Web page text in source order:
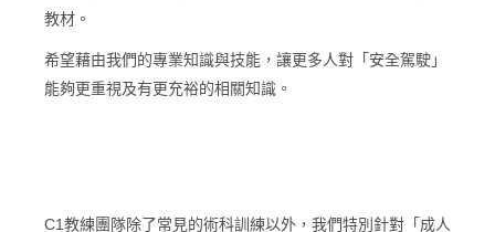
教材。
希望藉由我們的專業知識與技能，讓更多人對「安全駕駛」
能夠更重視及有更充裕的相關知識。
C1教練團隊除了常見的術科訓練以外，我們特別針對「成人